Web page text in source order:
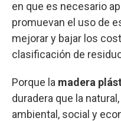
en que es necesario
promuevan el uso de
mejorar y bajar los
clasificación de
Porque la madera
duradera que la
ambiental, social y